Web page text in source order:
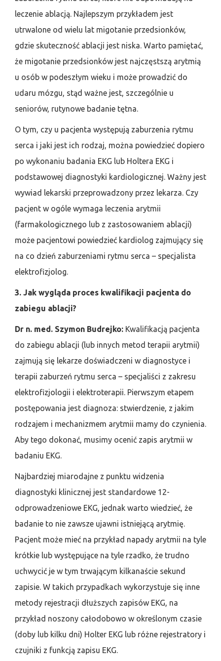
leczenie ablacją. Najlepszym przykładem jest
utrwalone od wielu lat migotanie przedsionków,
gdzie skuteczność ablacji jest niska. Warto pamiętać,
że migotanie przedsionków jest najczęstszą arytmią
u osób w podeszłym wieku i może prowadzić do
udaru mózgu, stąd ważne jest, szczególnie u
seniorów, rutynowe badanie tętna.
O tym, czy u pacjenta występują zaburzenia rytmu
serca i jaki jest ich rodzaj, można powiedzieć dopiero
po wykonaniu badania EKG lub Holtera EKG i
podstawowej diagnostyki kardiologicznej. Ważny jest
wywiad lekarski przeprowadzony przez lekarza. Czy
pacjent w ogóle wymaga leczenia arytmii
(farmakologicznego lub z zastosowaniem ablacji)
może pacjentowi powiedzieć kardiolog zajmujący się
na co dzień zaburzeniami rytmu serca – specjalista
elektrofizjolog.
3. Jak wygląda proces kwalifikacji pacjenta do
zabiegu ablacji?
Dr n. med. Szymon Budrejko: Kwalifikacją pacjenta
do zabiegu ablacji (lub innych metod terapii arytmii)
zajmują się lekarze doświadczeni w diagnostyce i
terapii zaburzeń rytmu serca – specjaliści z zakresu
elektrofizjologii i elektroterapii. Pierwszym etapem
postępowania jest diagnoza: stwierdzenie, z jakim
rodzajem i mechanizmem arytmii mamy do czynienia.
Aby tego dokonać, musimy ocenić zapis arytmii w
badaniu EKG.
Najbardziej miarodajne z punktu widzenia
diagnostyki klinicznej jest standardowe 12-
odprowadzeniowe EKG, jednak warto wiedzieć, że
badanie to nie zawsze ujawni istniejącą arytmię.
Pacjent może mieć na przykład napady arytmii na tyle
krótkie lub występujące na tyle rzadko, że trudno
uchwycić je w tym trwającym kilkanaście sekund
zapisie. W takich przypadkach wykorzystuje się inne
metody rejestracji dłuższych zapisów EKG, na
przykład noszony całodobowo w określonym czasie
(doby lub kilku dni) Holter EKG lub różne rejestratory i
czujniki z funkcją zapisu EKG.